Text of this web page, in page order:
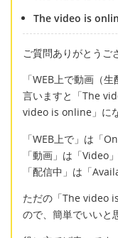
The video is
ご質問ありがとうご
「WEB上で動画（
言いますと「The
video is online」に
「WEB上で」は「
「動画」は「Video
「配信中」は「
ただの「The video
ので、簡単でいいと